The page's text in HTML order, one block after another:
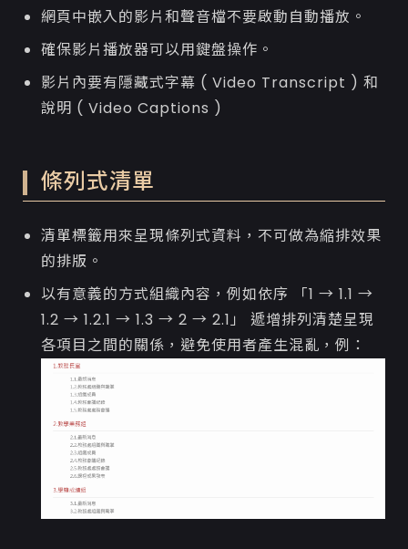
網頁中嵌入的影片和聲音檔不要啟動自動播放。
確保影片播放器可以用鍵盤操作。
影片內要有隱藏式字幕 ( Video Transcript ) 和
說明 ( Video Captions )
條列式清單
清單標籤用來呈現條列式資料，不可做為縮排效果
的排版。
以有意義的方式組織內容，例如依序 「1 → 1.1 →
1.2 → 1.2.1 → 1.3 → 2 → 2.1」 遞增排列清楚呈現
各項目之間的關係，避免使用者產生混亂，例：